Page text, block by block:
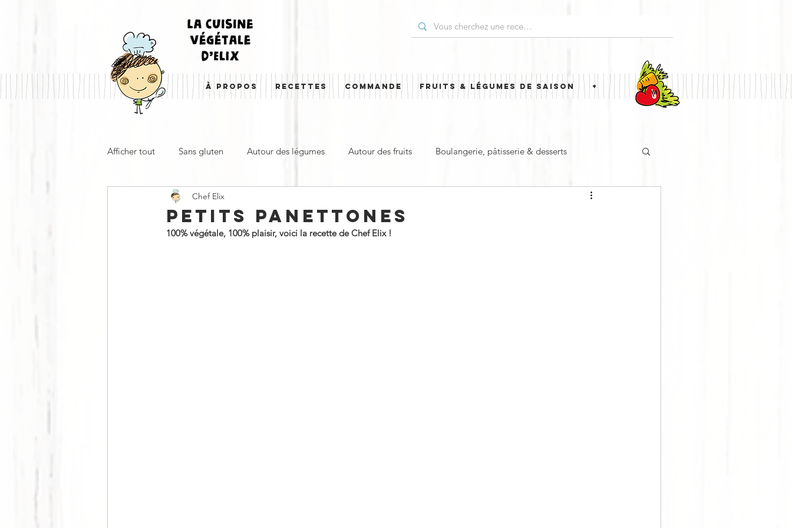
À PROPOS RECETTES COMMANDE FRUITS & LÉGUMES DE SAISON +
Afficher tout Sans gluten Autour des légumes Autour des fruits Boulangerie, pâtisserie & desserts
Entrée, apéro & accompagnement
PETITS PANETTONES
Chef Elix
100% végétale, 100% plaisir, voici la recette de Chef Elix !